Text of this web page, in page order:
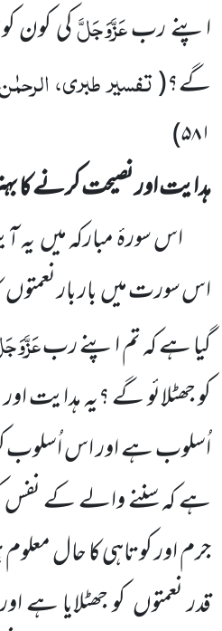
اپنے ربعَزَّوَجَلَّکی کون
گے؟(تفسیر طبری،
۵۸۱)
ہدایت اور نصیحت کرنے کا
اس سورۂ مبارکہ میںیہ
اس سورت میںبار بار نعمتوں
گیا ہےکہ تم اپنے رب
کو جھٹلائو گے ؟یہ ہدایت
اُسلوب ہے اور اس اُسلوب
ہے کہ سننے والے کے نفس
جرم اور کوتاہی کا حال
قدر نعمتوںکو جھٹلایا ہے